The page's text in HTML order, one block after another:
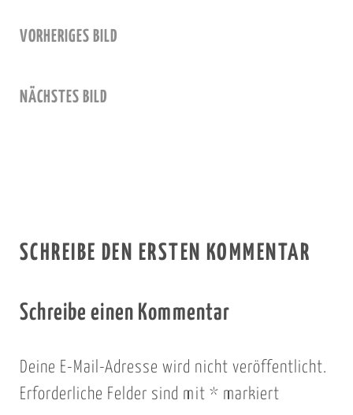
VORHERIGES BILD
NÄCHSTES BILD
SCHREIBE DEN ERSTEN KOMMENTAR
Schreibe einen Kommentar
Deine E-Mail-Adresse wird nicht veröffentlicht.
Erforderliche Felder sind mit * markiert